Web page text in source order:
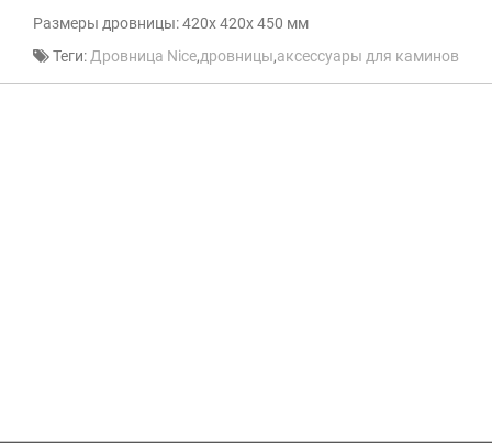
Размеры дровницы: 420х 420х 450 мм
Теги: Дровница Nice,дровницы,аксессуары для каминов